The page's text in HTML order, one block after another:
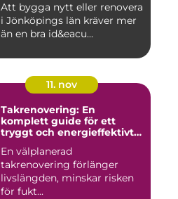
Att bygga nytt eller renovera
i Jönköpings län kräver mer
än en bra id&eacu...
11. nov
Takrenovering: En
komplett guide för ett
tryggt och energieffektivt
En välplanerad
takrenovering förlänger
livslängden, minskar risken
för fukt...